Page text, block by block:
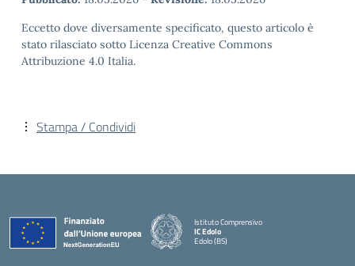
Eccetto dove diversamente specificato, questo articolo è
stato rilasciato sotto Licenza Creative Commons
Attribuzione 4.0 Italia.
Stampa / Condividi
Istituto Comprensivo
IC Edolo
Edolo (BS)